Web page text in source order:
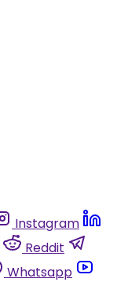
Instagram
Reddit
Whatsapp